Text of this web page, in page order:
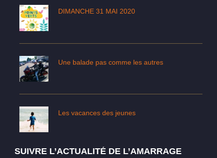
DIMANCHE 31 MAI 2020
Une balade pas comme les autres
Les vacances des jeunes
SUIVRE L’ACTUALITÉ DE L’AMARRAGE